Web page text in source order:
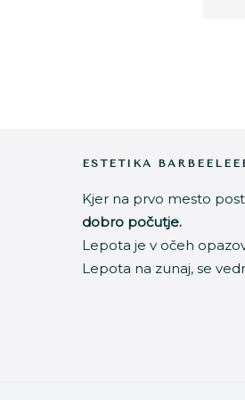
FooterESTETIKA
Kjer na prvo mesto
dobro počutje.
Lepota je v očeh
Lepota na zunaj, se